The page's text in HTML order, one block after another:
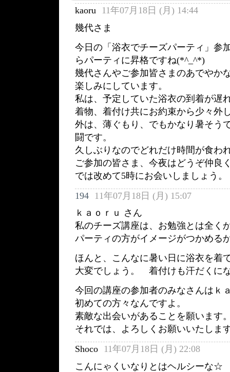
kaoru
11年07月18日 (月) 14:44
幾代さま
今日の「浴衣でチーズパーティ」参
らパーティに昇格ですね(*^_^*)
幾代さんやご参加皆さまのあでやか
楽しみにしています。
私は、予定していた浴衣の到着が遅
着物、着付け共にお約束から少々外
外は、薄ぐもり、でもかなり暑そう
闘です。
久しぶりなのでどれだけ時間が食わ
ご参加の皆さま、今夜はどうぞ仲良
では改めて5時にお会いしましょう。
194
11年07月18日 (月) 15:07
ｋａｏｒｕ さん
私のチーズ講座は、お勉強とは全く
パーティの方がイメージがつかめる
ほんと、こんなに暑い日に浴衣を着
大変でしょう。 着付けも汗だくに
今回の講座の参加者のみなさんはｋ
初めての方々なんですよ。
素敵な出会いがあることを願います
それでは、よろしくお願いいたしま
Shoco
11年07月18日 (月) 22:08
こんにゃくいなりとはヘルシーな☆